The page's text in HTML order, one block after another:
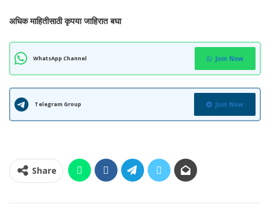
अधिक माहितीसाठी कृपया जाहिरात बघा
WhatsApp Channel Join Now
Telegram Group Join Now
Share